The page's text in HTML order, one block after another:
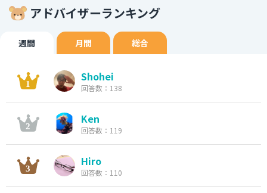
アドバイザーランキング
週間 月間 総合
Shohei
回答数：138
Ken
回答数：119
Hiro
回答数：110